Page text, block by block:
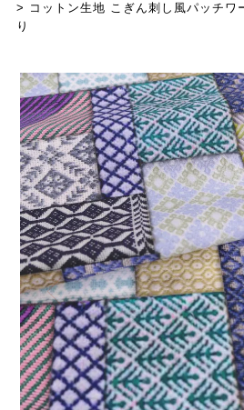
コットン生地 こぎん刺し風パッチ
り